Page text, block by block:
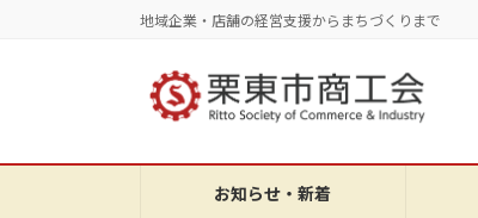
へ
ョ
地域企業・店舗の経営支援からまちづくりまで
お知らせ・新着